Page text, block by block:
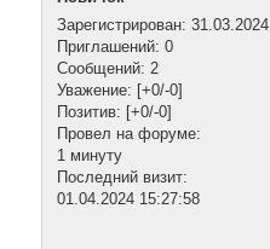
Зарегистрирован: 31.03.2024
Приглашений: 0
Сообщений: 2
Уважение:
[+0/-0]
Позитив:
[+0/-0]
Провел на форуме:
1 минуту
Последний визит:
01.04.2024 15:27:58